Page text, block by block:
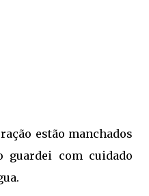
estão manchados
guardei com cuidado